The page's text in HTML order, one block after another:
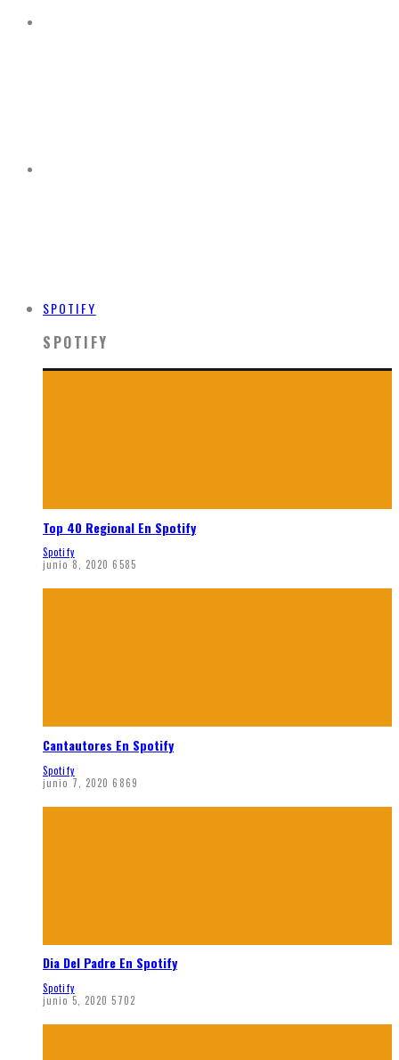
SPOTIFY
SPOTIFY
Top 40 Regional En Spotify
Spotify
junio 8, 2020 6585
Cantautores En Spotify
Spotify
junio 7, 2020 6869
Dia Del Padre En Spotify
Spotify
junio 5, 2020 5702